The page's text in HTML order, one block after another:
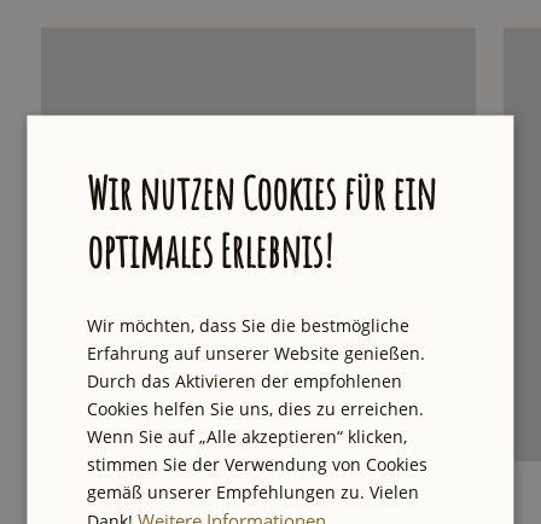
Wir nutzen Cookies für ein
optimales Erlebnis!
Wir möchten, dass Sie die bestmögliche
Erfahrung auf unserer Website genießen.
Durch das Aktivieren der empfohlenen
Cookies helfen Sie uns, dies zu erreichen.
Wenn Sie auf „Alle akzeptieren“ klicken,
stimmen Sie der Verwendung von Cookies
gemäß unserer Empfehlungen zu. Vielen